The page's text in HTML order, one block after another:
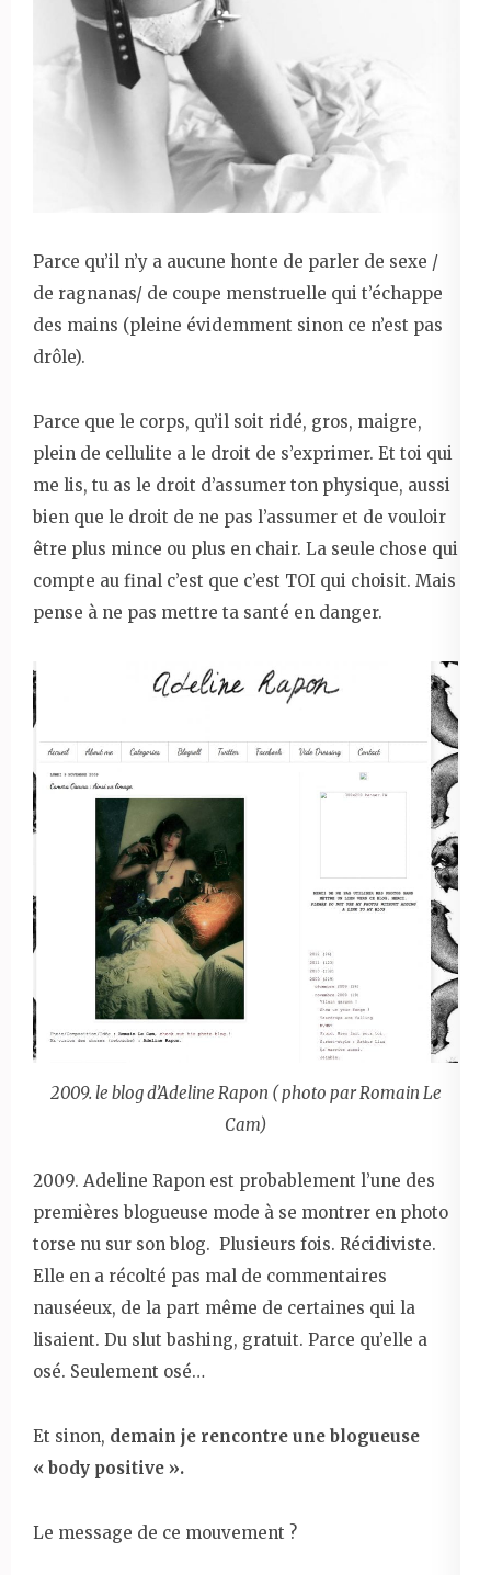
Parce qu’il n’y a aucune honte de parler de sexe /
de ragnanas/ de coupe menstruelle qui t’échappe
des mains (pleine évidemment sinon ce n’est pas
drôle).
Parce que le corps, qu’il soit ridé, gros, maigre,
plein de cellulite a le droit de s’exprimer. Et toi qui
me lis, tu as le droit d’assumer ton physique, aussi
bien que le droit de ne pas l’assumer et de vouloir
être plus mince ou plus en chair. La seule chose qui
compte au final c’est que c’est TOI qui choisit. Mais
pense à ne pas mettre ta santé en danger.
2009. le blog d’Adeline Rapon ( photo par Romain Le
Cam)
2009. Adeline Rapon est probablement l’une des
premières blogueuse mode à se montrer en photo
torse nu sur son blog. Plusieurs fois. Récidiviste.
Elle en a récolté pas mal de commentaires
nauséeux, de la part même de certaines qui la
lisaient. Du slut bashing, gratuit. Parce qu’elle a
osé. Seulement osé…
Et sinon, demain je rencontre une blogueuse
« body positive ».
Le message de ce mouvement ?